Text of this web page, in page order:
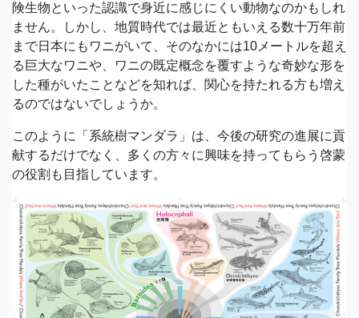
険生物といった認識で身近に感じにくい動物なのかもしれ
ません。しかし、地質時代では最近ともいえる数十万年前
まで日本にもワニがいて、そのなかには10メートルを超え
る巨大なワニや、ワニの既定概念を覆すような奇妙な形を
した種がいたことなどを知れば、関心を持たれる方も増え
るのではないでしょうか。
このように「系統樹マンダラ」は、今後の研究の進展に貢
献するだけでなく、多くの方々に興味を持ってもらう啓蒙
の役割も目指しています。